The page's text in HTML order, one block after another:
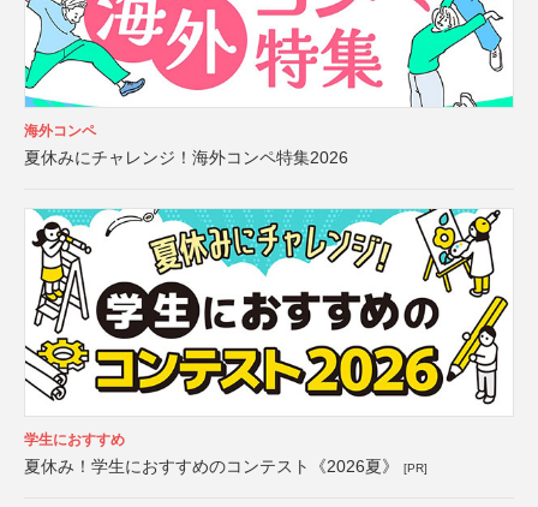
海外コンペ
夏休みにチャレンジ！海外コンペ特集2026
学生におすすめ
夏休み！学生におすすめのコンテスト《2026夏》 [PR]